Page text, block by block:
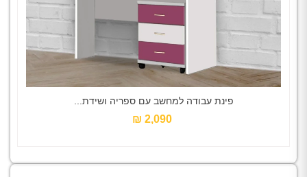
פינת עבודה למחשב עם ספריה ושידת...
2,090 ₪‎